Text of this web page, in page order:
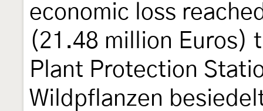
economic loss
(21.48 million Euros)
Plant Protection
Wildpflanzen